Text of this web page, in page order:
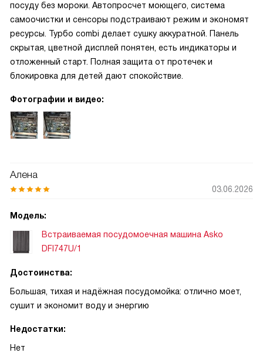
посуду без мороки. Автопросчет моющего, система
самоочистки и сенсоры подстраивают режим и экономят
ресурсы. Турбо combi делает сушку аккуратной. Панель
скрытая, цветной дисплей понятен, есть индикаторы и
отложенный старт. Полная защита от протечек и
блокировка для детей дают спокойствие.
Фотографии и видео:
Алена
03.06.2026
Модель:
Встраиваемая посудомоечная машина Asko
DFI747U/1
Достоинства:
Большая, тихая и надёжная посудомойка: отлично моет,
сушит и экономит воду и энергию
Недостатки:
Нет